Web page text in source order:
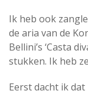
Ik heb ook
de aria van de
Bellini’s ‘Casta
stukken. Ik heb
Eerst dacht ik